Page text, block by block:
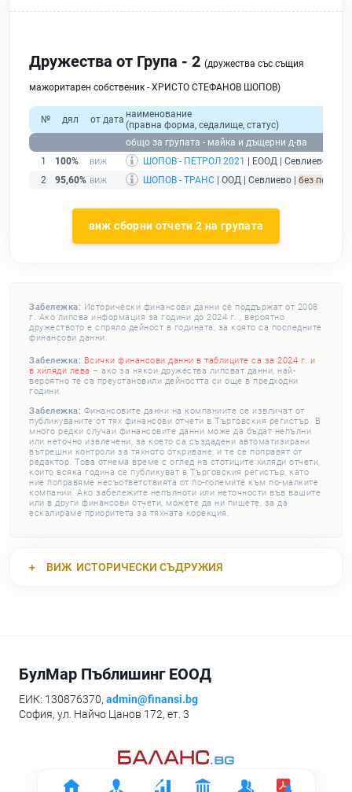
Дружества от Група - 2 (дружества със същия
мажоритарен собственик - ХРИСТО СТЕФАНОВ ШОПОВ)
№ дял от дата наименование
(правна форма, седалище, статус)
общо за групата - майка и дъщерни д-ва
1
100% ШОПОВ - ПЕТРОЛ 2021 | ЕООД | Севлиево |
2
95,60% ШОПОВ - ТРАНС | ООД | Севлиево | без
виж сборни отчети 2 на групата
Забележка: Исторически финансови данни се поддържат от 2008
г. Ако липсва информация за години до 2024 г. , вероятно
дружеството е спряло дейност в годината, за която са последните
финансови данни.
Забележка: Всички финансови данни в таблиците са за 2024 г. и
в хиляди лева – ако за някои дружества липсват данни, най-
вероятно те са преустановили дейността си още в предходни
години.
Забележка: Финансовите данни на компаниите се извличат от
публикуваните от тях финансови отчети в Търговския регистър. В
много редки случаи финансовите данни може да бъдат непълни
или неточно извлечени, за което са създадени автоматизирани
вътрешни контроли за тяхното откриване, и те се поправят от
редактор. Това отнема време с оглед на стотиците хиляди отчети,
които всяка година се публикуват в Търговския регистър, като
ние поправяме несъответствията от по-големите към по-малките
компании. Ако забележите непълноти или неточности във вашите
или в други финансови отчети, можете да ни пишете, за да
ескалираме приоритета за тяхната корекция.
ВИЖ ИСТОРИЧЕСКИ СЪДРУЖИЯ
БулМар Пъблишинг ЕООД
ЕИК: 130876370, admin@finansi.bg
София, ул. Найчо Цанов 172, ет. 3